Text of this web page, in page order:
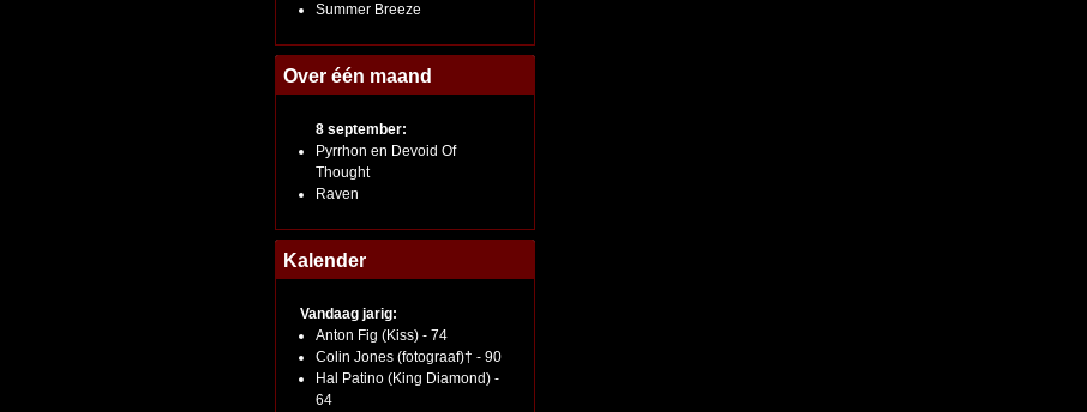
Summer Breeze
Over één maand
8 september:
Pyrrhon en Devoid Of
Thought
Raven
Kalender
Vandaag jarig:
Anton Fig (Kiss) - 74
Colin Jones (fotograaf)† - 90
Hal Patino (King Diamond) -
64